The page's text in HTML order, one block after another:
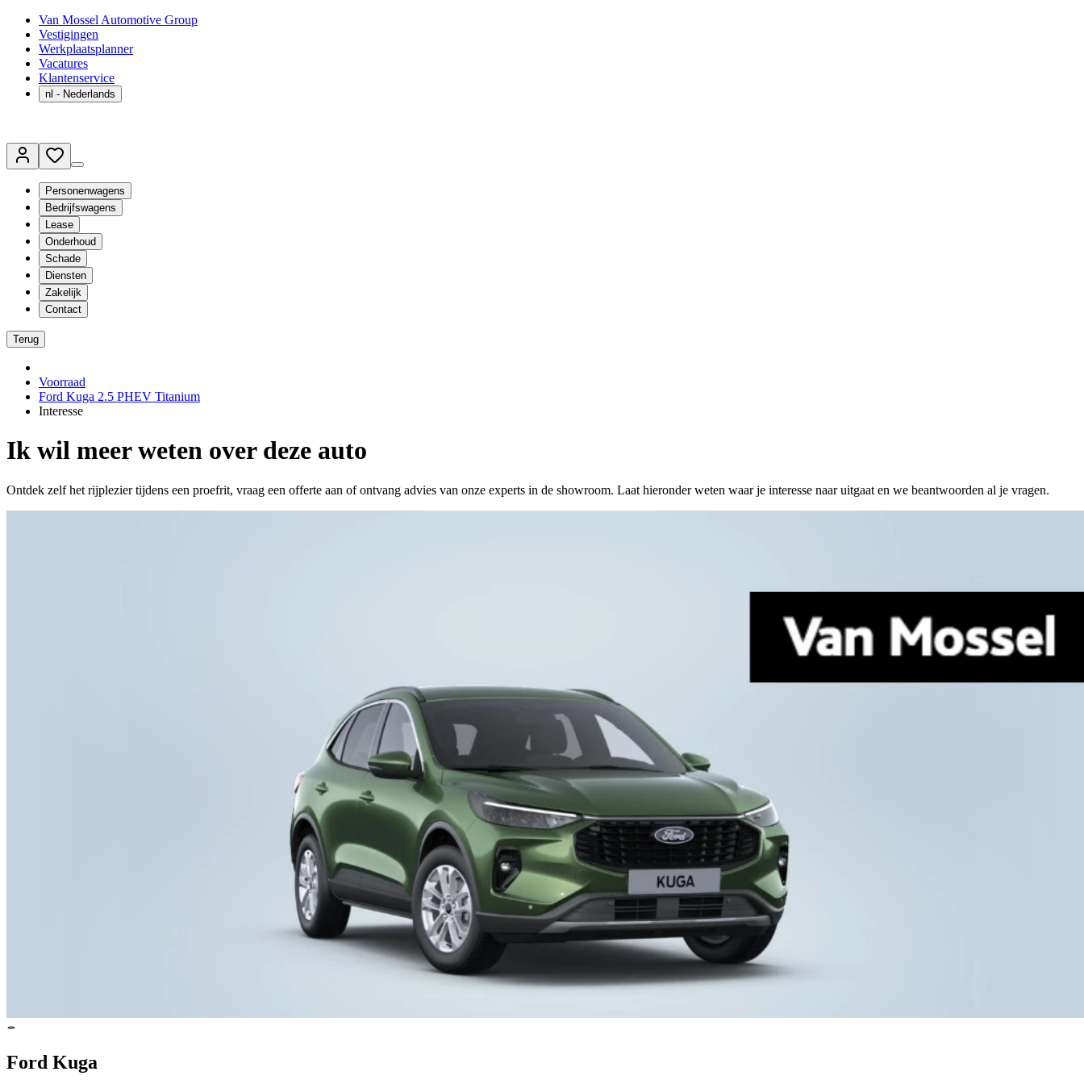
Van Mossel Automotive Group
Vestigingen
Werkplaatsplanner
Vacatures
Klantenservice
nl - Nederlands
Personenwagens
Bedrijfswagens
Lease
Onderhoud
Schade
Diensten
Zakelijk
Contact
Terug
Voorraad
Ford Kuga 2.5 PHEV Titanium
Interesse
Ik wil meer weten over deze auto
Ontdek zelf het rijplezier tijdens een proefrit, vraag een offerte aan of ontvang advies van onze experts in de showroom. Laat hieronder weten waar je interesse naar uitgaat en we beantwoorden al je vragen.
Ford Kuga